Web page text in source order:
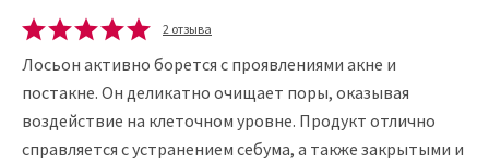
2 отзыва
Лосьон активно борется с проявлениями акне и
постакне. Он деликатно очищает поры, оказывая
воздействие на клеточном уровне. Продукт отлично
справляется с устранением себума, а также закрытыми и